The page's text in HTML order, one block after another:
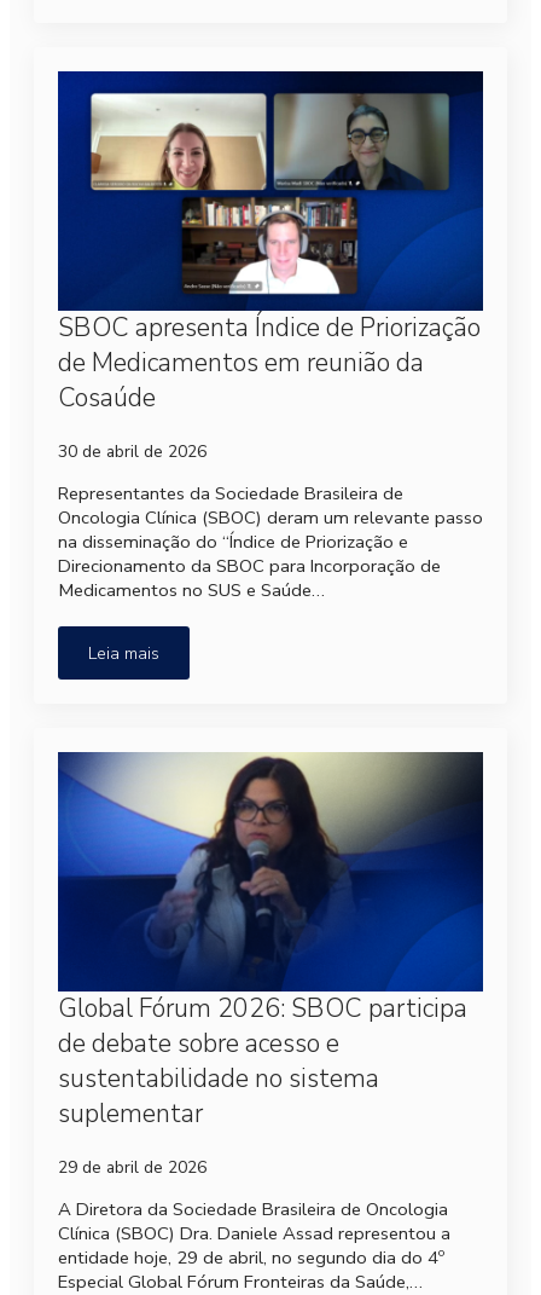
SBOC apresenta Índice de Priorização
de Medicamentos em reunião da
Cosaúde
30 de abril de 2026
Representantes da Sociedade Brasileira de
Oncologia Clínica (SBOC) deram um relevante passo
na disseminação do “Índice de Priorização e
Direcionamento da SBOC para Incorporação de
Medicamentos no SUS e Saúde…
Leia mais
Global Fórum 2026: SBOC participa
de debate sobre acesso e
sustentabilidade no sistema
suplementar
29 de abril de 2026
A Diretora da Sociedade Brasileira de Oncologia
Clínica (SBOC) Dra. Daniele Assad representou a
entidade hoje, 29 de abril, no segundo dia do 4º
Especial Global Fórum Fronteiras da Saúde,…